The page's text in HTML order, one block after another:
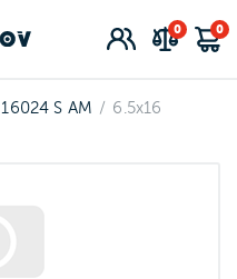
0 0
16024 S AM
6.5x16